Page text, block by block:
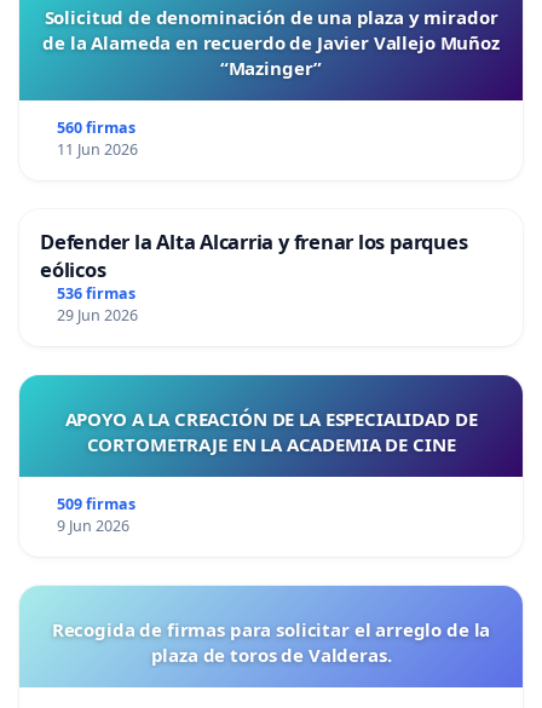
Solicitud de denominación de una plaza y mirador
de la Alameda en recuerdo de Javier Vallejo Muñoz
“Mazinger”
560 firmas
11 Jun 2026
Defender la Alta Alcarria y frenar los parques
eólicos
536 firmas
29 Jun 2026
APOYO A LA CREACIÓN DE LA ESPECIALIDAD DE
CORTOMETRAJE EN LA ACADEMIA DE CINE
509 firmas
9 Jun 2026
Recogida de firmas para solicitar el arreglo de la
plaza de toros de Valderas.